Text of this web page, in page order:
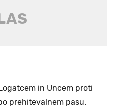
in Uncem proti
prehitevalnem pasu.